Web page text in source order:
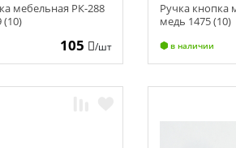
мебельная РК-288
(10)
105 /шт
Ручка кнопка
медь 1475 (10)
в наличии